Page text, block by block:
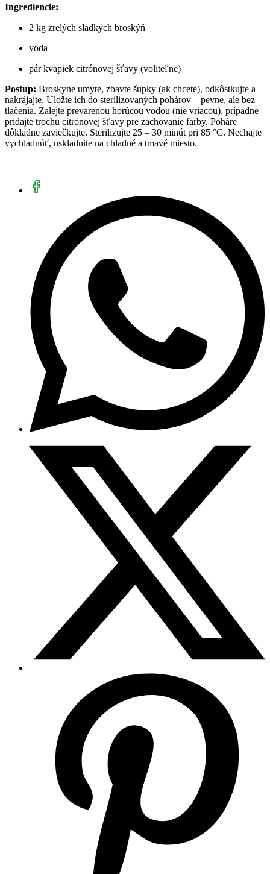
Ingrediencie:
2 kg zrelých sladkých broskýň
voda
pár kvapiek citrónovej šťavy (voliteľne)
Postup: Broskyne umyte, zbavte šupky (ak chcete), odkôstkujte a
nakrájajte. Uložte ich do sterilizovaných pohárov – pevne, ale bez
tlačenia. Zalejte prevarenou horúcou vodou (nie vriacou), prípadne
pridajte trochu citrónovej šťavy pre zachovanie farby. Poháre
dôkladne zaviečkujte. Sterilizujte 25 – 30 minút pri 85 °C. Nechajte
vychladnúť, uskladnite na chladné a tmavé miesto.